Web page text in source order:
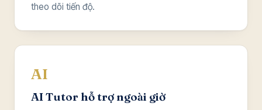
theo dõi tiến độ.
AI
AI Tutor hỗ trợ ngoài giờ